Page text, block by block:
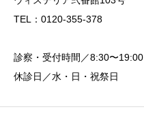
TEL：0120-355-378
診察・受付時間／8:30〜19:00
休診日／水・日・祝祭日